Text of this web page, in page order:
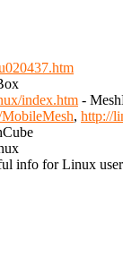
index.htm -
, http://
info for Linux